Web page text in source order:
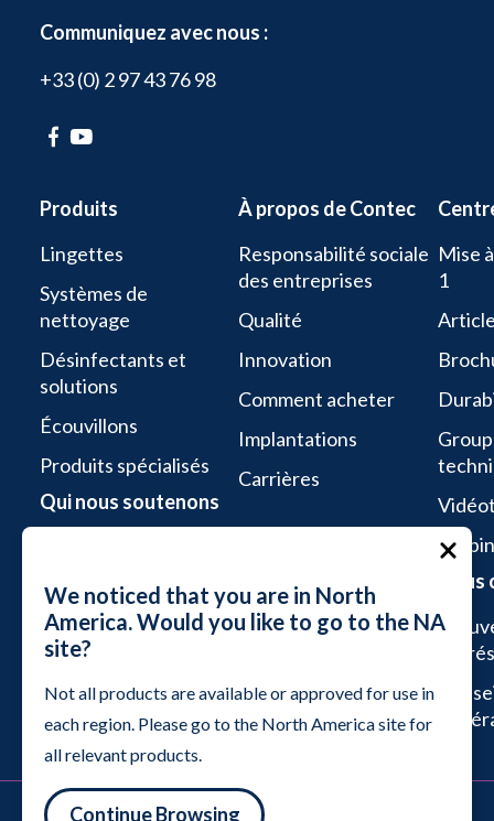
We noticed that you are in North
America. Would you like to go to the NA
site?
Not all products are available or approved for use in
each region. Please go to the North America site for
all relevant products.
Continue Browsing
Communiquez avec nous :
+33 (0) 2 97 43 76 98
Produits
Lingettes
Systèmes de
nettoyage
Désinfectants et
solutions
Écouvillons
Produits spécialisés
Qui nous soutenons
Services aseptiques
Microélectronique et
semi-conducteurs
Salles blanches
industrielles
À propos de Contec
Responsabilité sociale
des entreprises
Qualité
Innovation
Comment acheter
Implantations
Carrières
Mise
1
© 2026 Contec, Inc.